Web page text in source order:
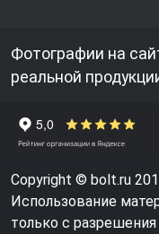
Фотографии на
реальной
Copyright © bolt.ru
Использование
только с